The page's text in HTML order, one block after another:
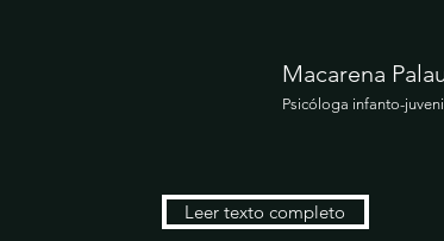
Macarena
Psicóloga infanto-juvenil
Leer texto completo